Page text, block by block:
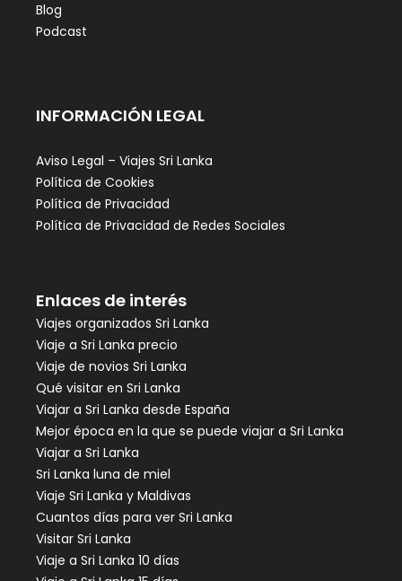
Blog
Podcast
INFORMACIÓN LEGAL
Aviso Legal – Viajes Sri Lanka
Política de Cookies
Política de Privacidad
Política de Privacidad de Redes Sociales
Enlaces de interés
Viajes organizados Sri Lanka
Viaje a Sri Lanka precio
Viaje de novios Sri Lanka
Qué visitar en Sri Lanka
Viajar a Sri Lanka desde España
Mejor época en la que se puede viajar a Sri Lanka
Viajar a Sri Lanka
Sri Lanka luna de miel
Viaje Sri Lanka y Maldivas
Cuantos días para ver Sri Lanka
Visitar Sri Lanka
Viaje a Sri Lanka 10 días